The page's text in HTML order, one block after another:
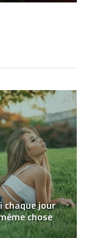
chaque jour
chose